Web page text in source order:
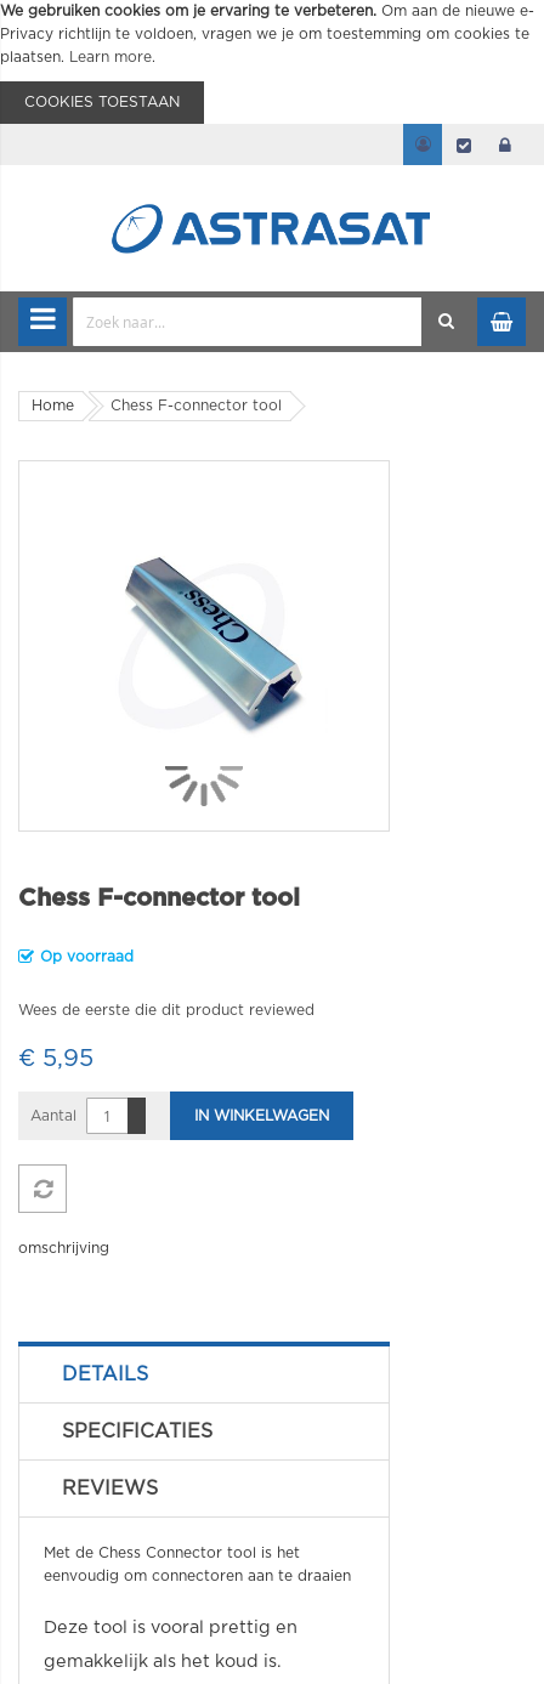
We gebruiken cookies om je ervaring te verbeteren. Om aan de nieuwe e-
Privacy richtlijn te voldoen, vragen we je om toestemming om cookies te
plaatsen.
Learn more.
COOKIES TOESTAAN
Home Chess F-connector tool
Chess F-connector tool
Op voorraad
Wees de eerste die dit product reviewed
€ 5,95
Aantal IN WINKELWAGEN
omschrijving
DETAILS
SPECIFICATIES
REVIEWS
Met de Chess Connector tool is het
eenvoudig om connectoren aan te draaien
Deze tool is vooral prettig en
gemakkelijk als het koud is.